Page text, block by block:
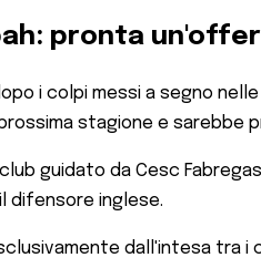
pronta
i colpi messi a segno
stagione e sarebbe
guidato da Cesc
difensore inglese.
dall'intesa tra